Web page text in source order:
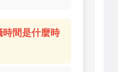
時間是什麼時